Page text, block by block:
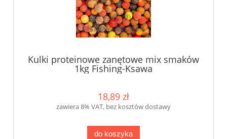
Kulki proteinowe zanętowe mix smaków
1kg Fishing-Ksawa
18,89 zł
zawiera 8% VAT, bez kosztów dostawy
do koszyka